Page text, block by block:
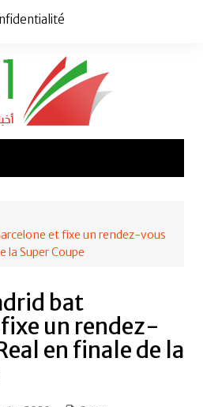
et fixe un rendez-vous
la Super Coupe
bat
un rendez-
en finale de la